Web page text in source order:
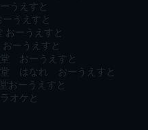
うえすと
うえすと
おーうえすと
ーうえすと
堂 おーうえすと
堂 はなれ おーうえすと
おーうえすと
オケと